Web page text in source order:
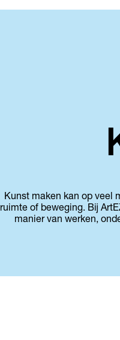
Kunst maken kan op veel
ruimte of beweging. Bij
manier van werken,